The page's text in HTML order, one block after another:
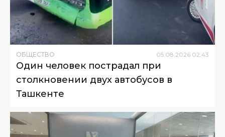
ОБЩЕСТВО 05.08.2026 02:43
Один человек пострадал при
столкновении двух автобусов в
Ташкенте